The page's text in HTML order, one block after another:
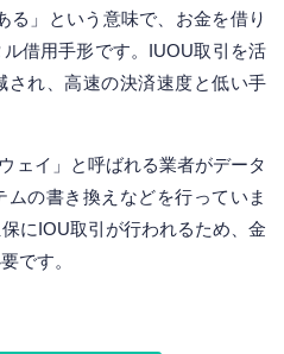
る」という意味で、お金を借り
借用手形です。IUOU取引を活
され、高速の決済速度と低い手
ェイ」と呼ばれる業者がデータ
の書き換えなどを行っていま
にIOU取引が行われるため、金
です。